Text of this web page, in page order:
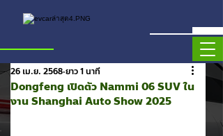
Dongfeng เปิดตัว Nammi 06 SUV ใน
งาน Shanghai Auto Show 2025
26 เม.ย. 2568 ยาว 1 นาที